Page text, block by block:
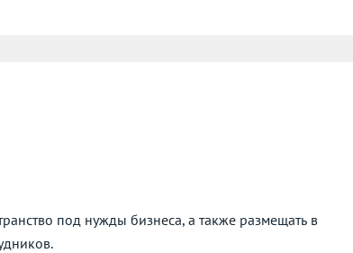
под нужды бизнеса, а также размещать в